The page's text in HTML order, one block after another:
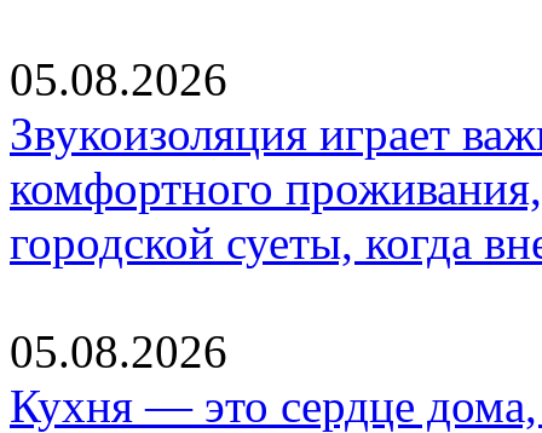
05.08.2026
Звукоизоляция играет
комфортного
городской суеты, когда
05.08.2026
Кухня — это сердце дома,